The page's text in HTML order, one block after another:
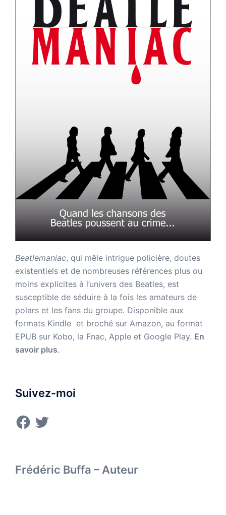
Beatlemaniac, qui mêle intrigue policière, doutes
existentiels et de nombreuses références plus ou
moins explicites à l’univers des Beatles, est
susceptible de séduire à la fois les amateurs de
polars et les fans du groupe. Disponible aux
formats Kindle et broché sur Amazon, au format
EPUB sur Kobo, la Fnac, Apple et Google Play. En
savoir plus.
Suivez-moi
Facebook
Twitter
Frédéric Buffa – Auteur